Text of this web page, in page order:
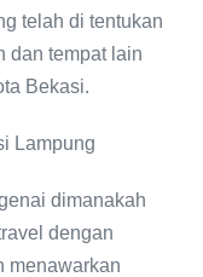
telah di tentukan
dan tempat lain
Bekasi.
dimanakah
dengan
menawarkan